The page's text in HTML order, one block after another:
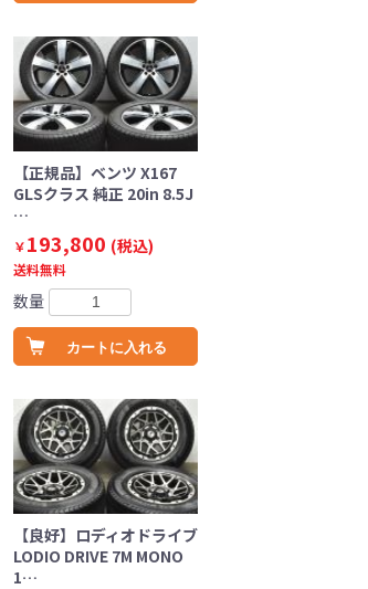
【正規品】ベンツ X167
GLSクラス 純正 20in 8.5J
…
￥193,800 (税込)
送料無料
数量
カートに入れる
【良好】ロディオドライブ
LODIO DRIVE 7M MONO
1…